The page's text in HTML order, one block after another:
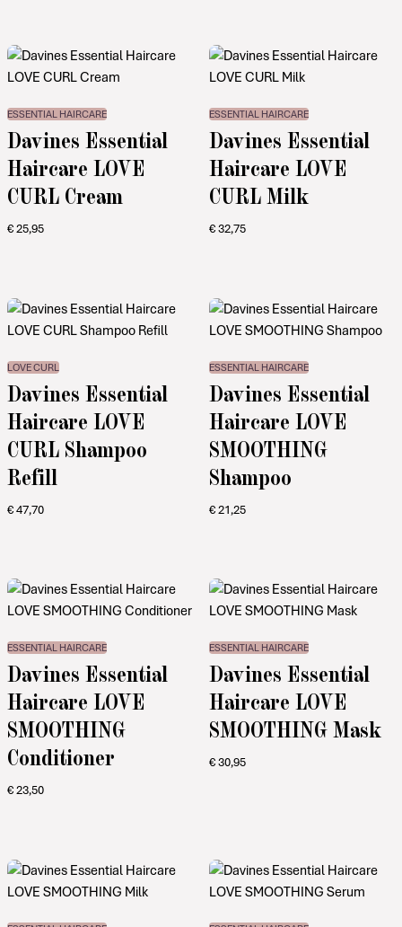
ESSENTIAL HAIRCARE
Davines Essential
Haircare LOVE
CURL Cream
€25,95
ESSENTIAL HAIRCARE
Davines Essential
Haircare LOVE
CURL Milk
€32,75
LOVE CURL
Davines Essential
Haircare LOVE
CURL Shampoo
Refill
€47,70
ESSENTIAL HAIRCARE
Davines Essential
Haircare LOVE
SMOOTHING
Shampoo
€21,25
ESSENTIAL HAIRCARE
Davines Essential
Haircare LOVE
SMOOTHING
Conditioner
€23,50
ESSENTIAL HAIRCARE
Davines Essential
Haircare LOVE
SMOOTHING Mask
€30,95